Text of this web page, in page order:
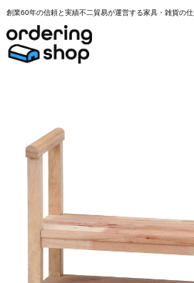
創業60年の信頼と実績不二貿易が運営する家具・雑貨の仕